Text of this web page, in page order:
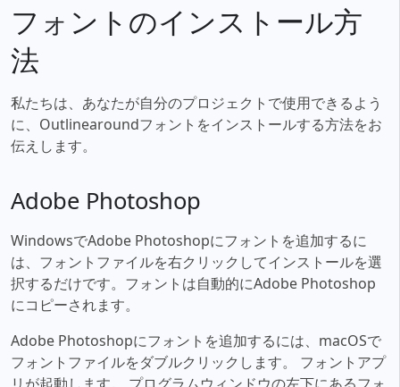
フォントのインストール方
法
私たちは、あなたが自分のプロジェクトで使用できるよう
に、Outlinearoundフォントをインストールする方法をお
伝えします。
Adobe Photoshop
WindowsでAdobe Photoshopにフォントを追加するに
は、フォントファイルを右クリックしてインストールを選
択するだけです。フォントは自動的にAdobe Photoshop
にコピーされます。
Adobe Photoshopにフォントを追加するには、macOSで
フォントファイルをダブルクリックします。 フォントアプ